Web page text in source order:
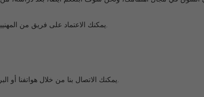
يمكنك الاعتماد على فريق من
يمكنك الاتصال بنا من خلال هواتفنا أو